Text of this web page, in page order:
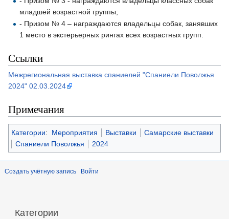
младшей возрастной группы;
- Призом № 4 – награждаются владельцы собак, занявших
1 место в экстерьерных рингах всех возрастных групп.
Ссылки
Межрегиональная выставка спаниелей "Спаниели Поволжья
2024" 02.03.2024
Примечания
Категории: Мероприятия Выставки
Самарские выставки
Спаниели Поволжья
2024
Создать учётную запись Войти
Категории